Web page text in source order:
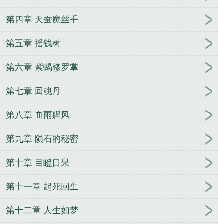
第四章 天蚕魔丝手
第五章 摇钱树
第六章 紫蝎修罗掌
第七章 回魂丹
第八章 血雨腥风
第九章 陨石的秘密
第十章 目瞪口呆
第十一章 起死回生
第十二章 人生如梦